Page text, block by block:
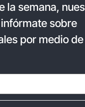
la semana,
sobre
por medio